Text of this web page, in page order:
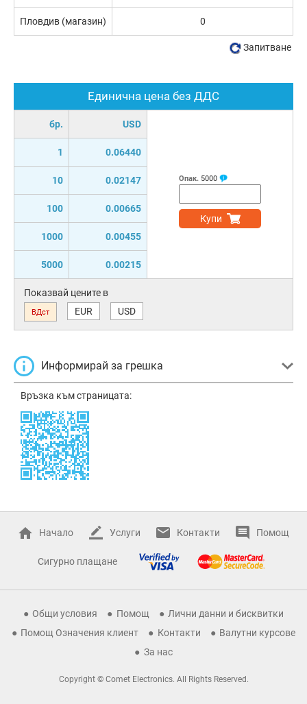
Единична цена без ДДС
бр. USD
1 0.06440
10 0.02147
100 0.00665
1000 0.00455
5000 0.00215
Опак. 5000
Купи
Показвай цените в
ВДст EUR USD
Информирай за грешка
Връзка към страницата:
Пловдив (магазин) 0
Запитване
Начало Услуги Контакти Помощ
Сигурно плащане
Общи условия Помощ
Лични данни и бисквитки
Помощ Означения клиент
Контакти
Валутни курсове
За нас
Copyright © Comet Electronics. All Rights Reserved.